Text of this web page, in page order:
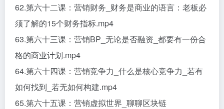
62.第六十二课：营销财务_财务是商业的语言：老板必
须了解的15个财务指标.mp4
63.第六十三课：营销BP_无论是否融资_都要有一份合
格的商业计划.mp4
64.第六十四课：营销竞争力_什么是核心竞争力_若有
如何找到_若无如何构建.mp4
65.第六十五课：营销虚拟世界_聊聊区块链